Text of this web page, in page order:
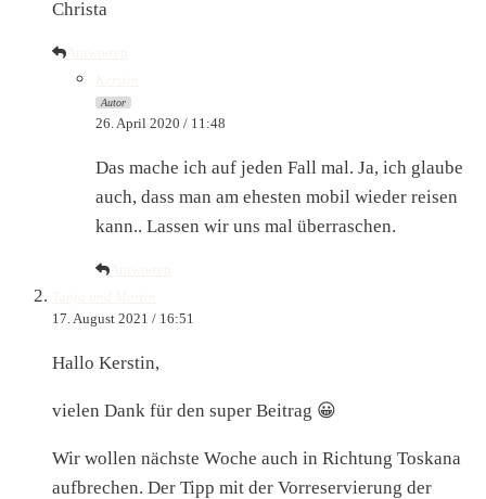
Christa
Autor
26. April 2020 / 11:48
Das mache ich auf jeden Fall mal. Ja, ich glaube
auch, dass man am ehesten mobil wieder reisen
kann.. Lassen wir uns mal überraschen.
17. August 2021 / 16:51
Hallo Kerstin,
vielen Dank für den super Beitrag 😀
Wir wollen nächste Woche auch in Richtung Toskana
aufbrechen. Der Tipp mit der Vorreservierung der